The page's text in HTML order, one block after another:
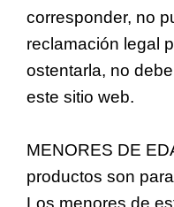
corresponder, no
reclamación legal
ostentarla, no
este sitio web.
MENORES DE
productos son
Los menores de